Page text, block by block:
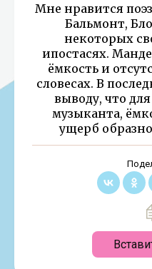
Мне нравится
Бальмонт,
некоторых
ипостасях.
ёмкость и
словесах. В
выводу, что
музыканта,
ущерб